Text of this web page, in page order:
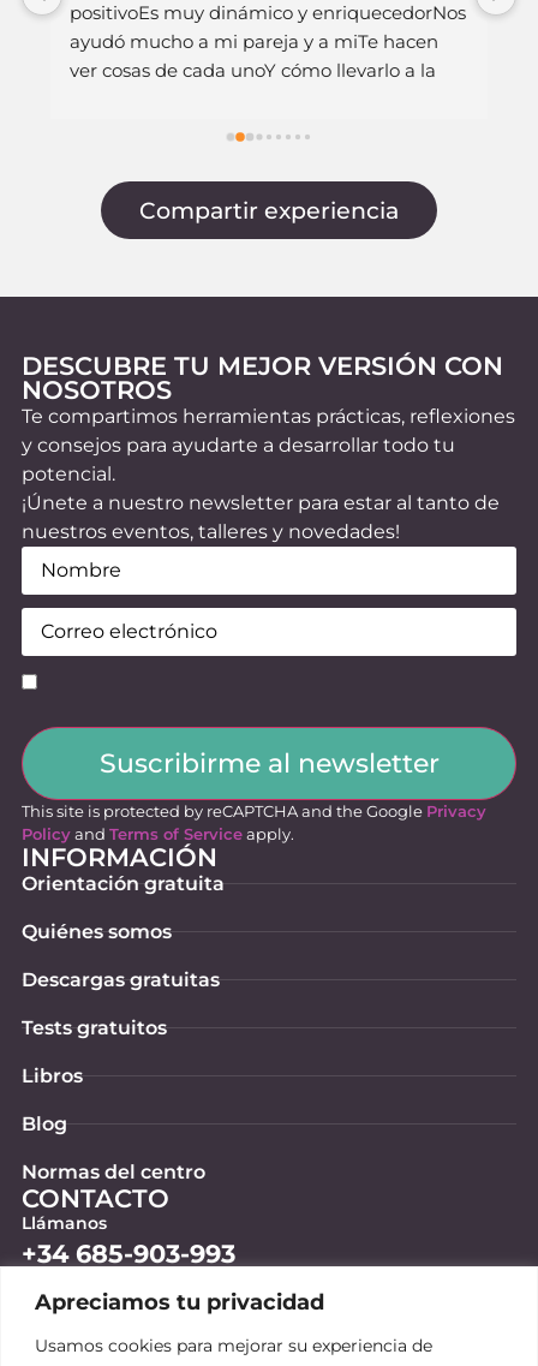
Apreciamos tu privacidad
Usamos cookies para mejorar su experiencia de
positivoEs muy dinámico y enriquecedorNos
ayudó mucho a mi pareja y a miTe hacen
ver cosas de cada unoY cómo llevarlo a la
Compartir experiencia
DESCUBRE TU MEJOR VERSIÓN CON
NOSOTROS
Te compartimos herramientas prácticas, reflexiones
y consejos para ayudarte a desarrollar todo tu
potencial.
¡Únete a nuestro newsletter para estar al tanto de
nuestros eventos, talleres y novedades!
Nombre
Email
Consentimiento
Suscribirme al newsletter
This site is protected by reCAPTCHA and the Google Privacy
Policyand Terms of Serviceapply.
INFORMACIÓN
Orientación gratuita
Quiénes somos
Descargas gratuitas
Tests gratuitos
Libros
Blog
Normas del centro
CONTACTO
Llámanos
+34 685-903-993
info@vcteam.es